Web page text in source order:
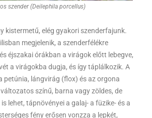
szender (Deilephila porcellus)
kistermetű, elég gyakori szenderfajunk.
megjelenik, a szenderfélékre
éjszakai órákban a virágok előtt lebegve,
a virágokba dugja, és így táplálkozik. A
petúnia, lángvirág (flox) és az orgona
színű, barna vagy zöldes, de
lehet, tápnövényei a galaj- a füzike- és a
fény erősen vonzza a lepkét,